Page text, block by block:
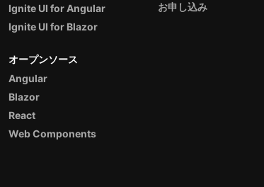
Ignite UI for Angular
Ignite UI for Blazor
オープンソース
Angular
Blazor
React
Web Components
お申し込み